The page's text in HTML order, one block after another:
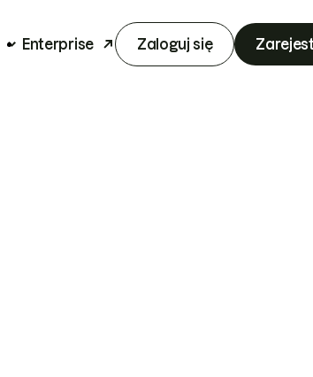
Enterprise Zaloguj się